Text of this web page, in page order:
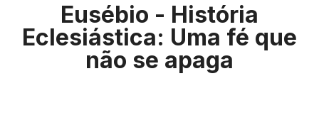
Eusébio - História
Eclesiástica: Uma fé que
não se apaga